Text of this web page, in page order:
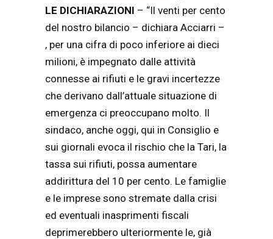
LE DICHIARAZIONI – “Il venti per cento
del nostro bilancio – dichiara Acciarri –
, per una cifra di poco inferiore ai dieci
milioni, è impegnato dalle attività
connesse ai rifiuti e le gravi incertezze
che derivano dall’attuale situazione di
emergenza ci preoccupano molto. Il
sindaco, anche oggi, qui in Consiglio e
sui giornali evoca il rischio che la Tari, la
tassa sui rifiuti, possa aumentare
addirittura del 10 per cento. Le famiglie
e le imprese sono stremate dalla crisi
ed eventuali inasprimenti fiscali
deprimerebbero ulteriormente le, già